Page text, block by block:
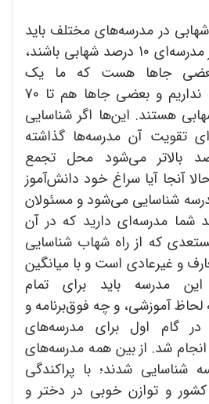
در مدرسه‌های مختلف باید
مشخص شوند؛ اگر در مدرسه‌ای 1٠ درصد شهابی باشند،
جاها هست که ما یک
دانش‌آموز شهابی هم نداریم و بعضی جاها هم تا 7٠
هستند. این‌ها اگر شناسایی
تقویت آن مدرسه‌ها گذاشته
از 3٠ درصد بالاتر می‌شود محل تجمع
آنجا آیا سراغ خود دانش‌آموز
شناسایی می‌شود و مسئولان
شما مدرسه‌ای دارید که در آن
که از راه شهاب شناسایی
و غیرعادی است و با میانگین
مدرسه باید برای تمام
آموزشی، و چه فوق‌برنامه و
در گام اول برای مدرسه‌های
انجام شد. از بین همه مدرسه‌های
141 مدرسه شناسایی شدند؛ با پراکندگی
و توازن خوبی در دختر و